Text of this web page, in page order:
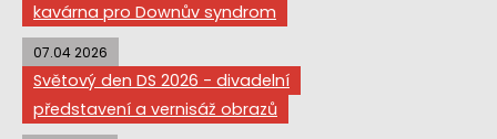
kavárna pro Downův syndrom
07.04 2026
Světový den DS 2026 - divadelní
představení a vernisáž obrazů